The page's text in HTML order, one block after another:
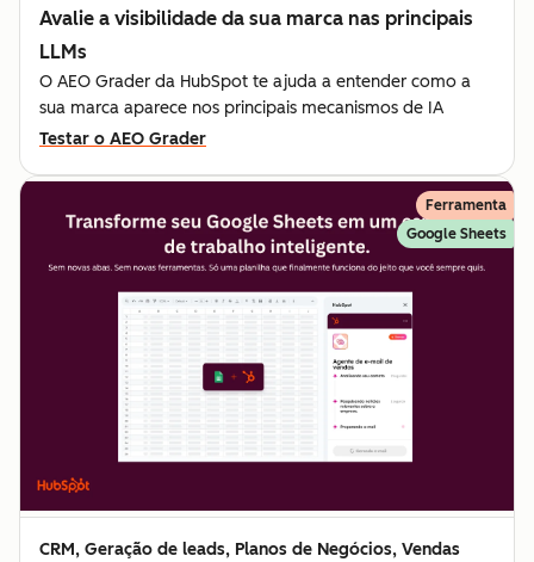
Avalie a visibilidade da sua marca nas principais
LLMs
O AEO Grader da HubSpot te ajuda a entender como a
sua marca aparece nos principais mecanismos de IA
Testar o AEO Grader
Ferramenta
Google Sheets
CRM, Geração de leads, Planos de Negócios, Vendas